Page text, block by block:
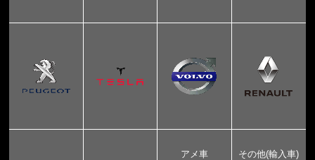
アメ車 その他(輸入車)